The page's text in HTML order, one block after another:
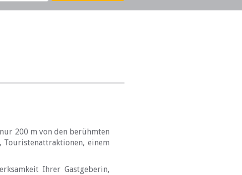
200 m von den berühmten
Touristenattraktionen, einem
Ihrer Gastgeberin,